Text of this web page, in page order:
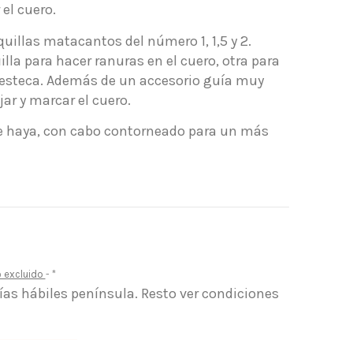
cuero.
matacantos del número 1, 1,5 y 2.
para hacer ranuras en el cuero, otra para
Además de un accesorio guía muy
y marcar el cuero.
haya, con cabo contorneado para un más
excluido *
hábiles península. Resto ver condiciones